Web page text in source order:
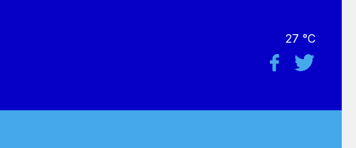
27 °C